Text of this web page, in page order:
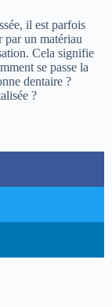
il est parfois
par un matériau
Cela signifie
se passe la
dentaire ?
?